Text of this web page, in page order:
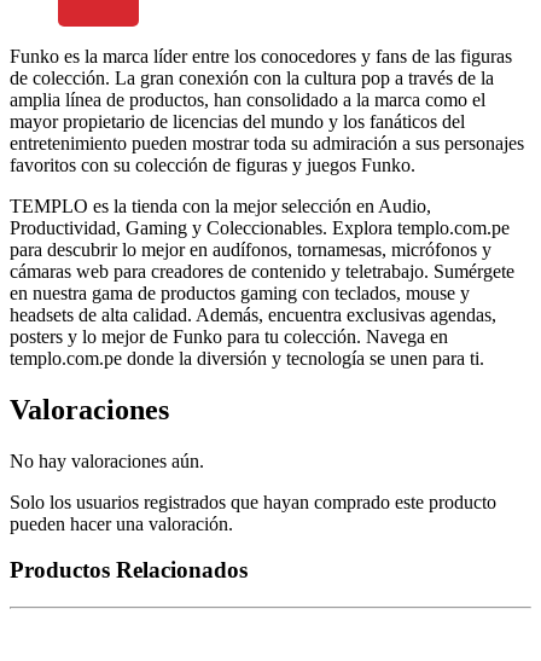
Funko es la marca líder entre los conocedores y fans de las figuras
de colección. La gran conexión con la cultura pop a través de la
amplia línea de productos, han consolidado a la marca como el
mayor propietario de licencias del mundo y los fanáticos del
entretenimiento pueden mostrar toda su admiración a sus personajes
favoritos con su colección de figuras y juegos Funko.
TEMPLO es la tienda con la mejor selección en Audio,
Productividad, Gaming y Coleccionables. Explora templo.com.pe
para descubrir lo mejor en audífonos, tornamesas, micrófonos y
cámaras web para creadores de contenido y teletrabajo. Sumérgete
en nuestra gama de productos gaming con teclados, mouse y
headsets de alta calidad. Además, encuentra exclusivas agendas,
posters y lo mejor de Funko para tu colección. Navega en
templo.com.pe donde la diversión y tecnología se unen para ti.
Valoraciones
No hay valoraciones aún.
Solo los usuarios registrados que hayan comprado este producto
pueden hacer una valoración.
Productos Relacionados